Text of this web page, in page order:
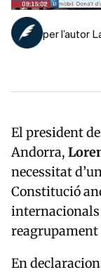
per l’autor
El president
Andorra,
necessitat
Constitució
internacionals
En